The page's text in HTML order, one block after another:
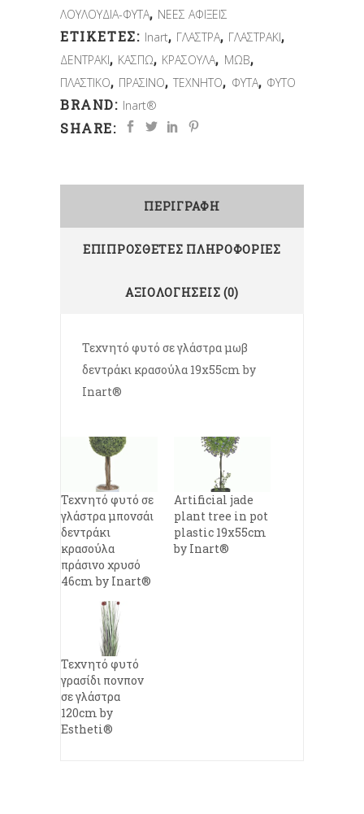
ΛΟΥΛΟΥΔΙΑ-ΦΥΤΑ, ΝΕΕΣ ΑΦΙΞΕΙΣ
ΕΤΙΚΈΤΕΣ: Inart, ΓΛΑΣΤΡΑ, ΓΛΑΣΤΡΑΚΙ,
ΔΕΝΤΡΑΚΙ, ΚΑΣΠΩ, ΚΡΑΣΟΥΛΑ, ΜΩΒ,
ΠΛΑΣΤΙΚΟ, ΠΡΑΣΙΝΟ,ΤΕΧΝΗΤΟ, ΦΥΤΑ, ΦΥΤΟ
BRAND: Inart®
SHARE:
ΠΕΡΙΓΡΑΦΉ
ΕΠΙΠΡΌΣΘΕΤΕΣ ΠΛΗΡΟΦΟΡΊΕΣ
ΑΞΙΟΛΟΓΉΣΕΙΣ (0)
Τεχνητό φυτό σε γλάστρα μωβ
δεντράκι κρασούλα 19x55cm by
Inart®
Τεχνητό φυτό σε
γλάστρα μπονσάι
δεντράκι
κρασούλα
πράσινο χρυσό
46cm by Inart®
Artificial jade
plant tree in pot
plastic 19x55cm
by Inart®
Τεχνητό φυτό
γρασίδι πονπον
σε γλάστρα
120cm by
Estheti®